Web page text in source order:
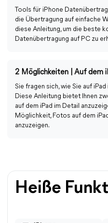
Tools für iPhone
die Übertragung auf einfache
diese Anleitung, um die beste
Datenübertragung auf PC zu
Sie fragen sich, wie Sie auf
Diese Anleitung bietet Ihnen
auf dem iPad im Detail
Möglichkeit, Fotos auf dem
anzuzeigen.
Heiße